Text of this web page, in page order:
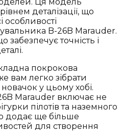
деталізації, що
особливості
B-26B Marauder.
забезпечує точність і
покрокова
вам легко зібрати
у цьому хобі.
Marauder включає не
пілотів та наземного
додає ще більше
для створення